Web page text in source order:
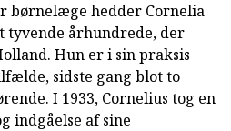
børnelæge hedder Cornelia
tyvende århundrede, der
Hun er i sin praksis
sidste gang blot to
I 1933, Cornelius tog en
indgåelse af sine